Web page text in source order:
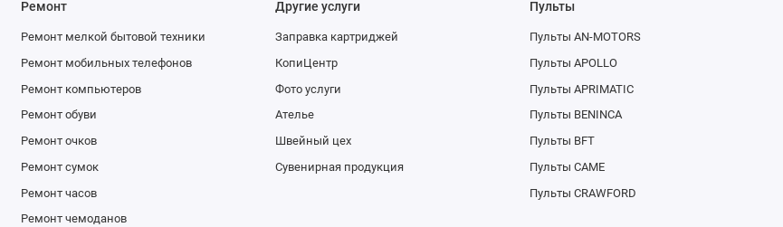
Ремонт
Ремонт мелкой бытовой техники
Ремонт мобильных телефонов
Ремонт компьютеров
Ремонт обуви
Ремонт очков
Ремонт сумок
Ремонт часов
Ремонт чемоданов
Другие услуги
Заправка картриджей
КопиЦентр
Фото услуги
Ателье
Швейный цех
Сувенирная продукция
Пульты
Пульты AN-MOTORS
Пульты APOLLO
Пульты APRIMATIC
Пульты BENINCA
Пульты BFT
Пульты CAME
Пульты CRAWFORD